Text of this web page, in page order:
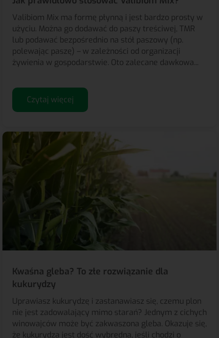
Valibiom Mix ma formę płynną i jest bardzo prosty w
użyciu. Można go dodawać do paszy treściwej, TMR
lub podawać bezpośrednio na stół paszowy (np.
polewając paszę) – w zależności od organizacji
żywienia w gospodarstwie. Oto zalecane dawkowa...
Czytaj więcej
Kwaśna gleba? To złe rozwiązanie dla
kukurydzy
Uprawiasz kukurydzę i zastanawiasz się, czemu plon
nie jest zadowalający mimo starań? Jednym z cichych
winowajców może być zakwaszona gleba. Okazuje się,
że kukurydza jest dość wybredna, jeśli chodzi o